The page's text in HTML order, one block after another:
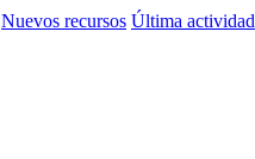
Nuevos recursos Última actividad